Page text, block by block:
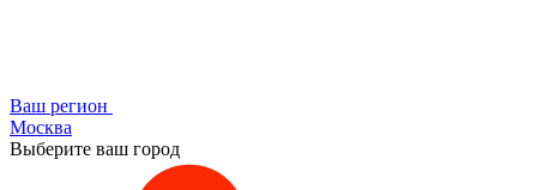
Ваш регион
Москва
Выберите ваш город